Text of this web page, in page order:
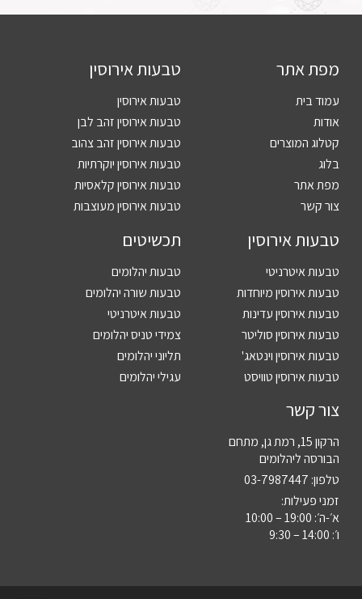
מפת אתר
עמוד בית
אודות
קטלוג המוצרים
בלוג
מפת אתר
צור קשר
טבעות אירוסין
טבעות אירוסין
טבעות אירוסין זהב לבן
טבעות אירוסין זהב צהוב
טבעות אירוסין יוקרתיות
טבעות אירוסין קלאסיות
טבעות אירוסין מעוצבות
טבעות אירוסין
טבעות איטרניטי
טבעות אירוסין מיוחדות
טבעות אירוסין עדינות
טבעות אירוסין סוליטר
טבעות אירוסין וינטאג'
טבעות אירוסין טוויסט
תכשיטים
טבעות יהלומים
טבעות שורה יהלומים
טבעות איטרניטי
צמידי טניס יהלומים
תליוני יהלומים
עגילי יהלומים
צור קשר
הרקון 15, רמת גן, מתחם
הבורסה ליהלומים
טלפון: 03-7987447
זמני פעילות:
א׳-ה׳: 19:00 – 10:00
ו׳: 14:00 – 9:30